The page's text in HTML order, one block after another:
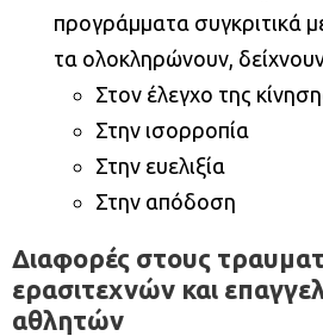
προγράμματα συγκριτικά
τα ολοκληρώνουν,
Στον έλεγχο της
Στην ισορροπία
Στην ευελιξία
Στην απόδοση
Διαφορές στους
ερασιτεχνών και
αθλητών